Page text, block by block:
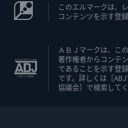
このエルマークは、
コンテンツを示す登
ＡＢＪマークは、こ
著作権者からコンテ
であることを示す登
です。詳しくは［
協議会］で検索してく